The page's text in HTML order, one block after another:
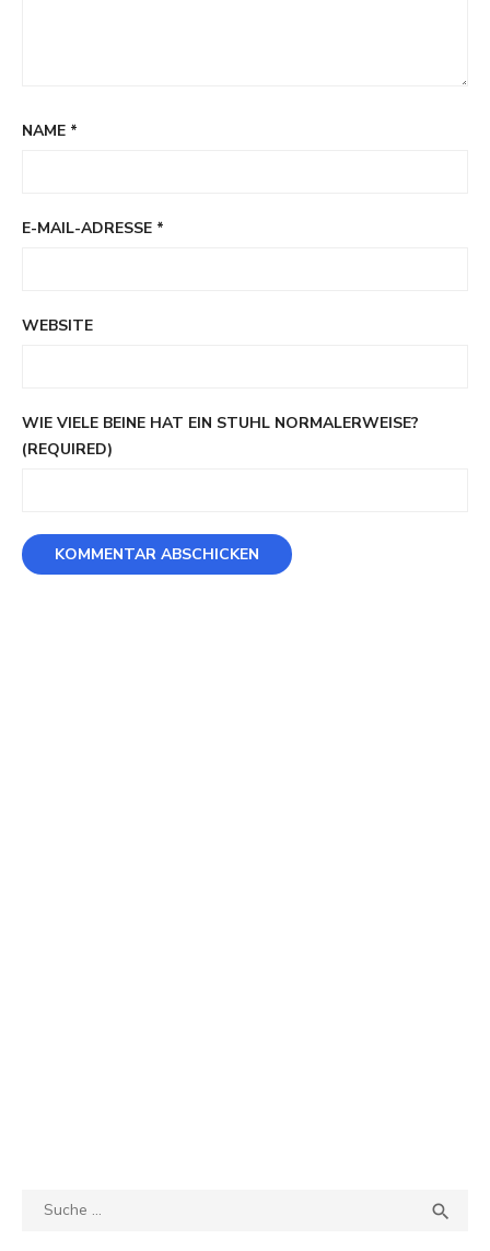
NAME *
E-MAIL-ADRESSE *
WEBSITE
WIE VIELE BEINE HAT EIN STUHL NORMALERWEISE?
(REQUIRED)
Search
